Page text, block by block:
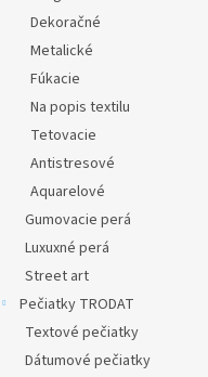
Dekoračné
Metalické
Fúkacie
Na popis textilu
Tetovacie
Antistresové
Aquarelové
Gumovacie perá
Luxuxné perá
Street art
Pečiatky TRODAT
Textové pečiatky
Dátumové pečiatky